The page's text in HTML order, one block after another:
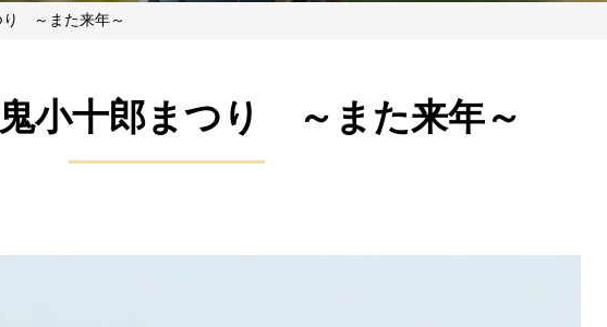
～また来年～
小十郎まつり ～また来年～